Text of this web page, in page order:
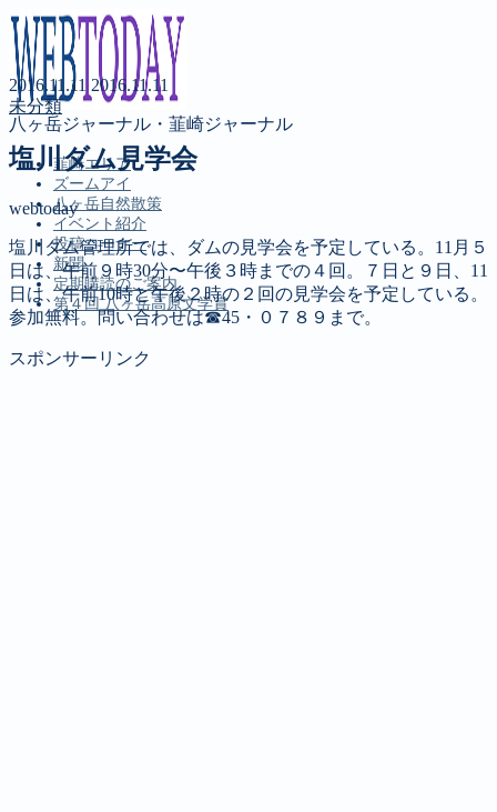
八ヶ岳ジャーナル・韮崎ジャーナル
韮崎エリア
ズームアイ
八ヶ岳自然散策
イベント紹介
投稿コーナー
新聞
定期購読のご案内
第４回 八ヶ岳高原文学賞
MENU
2016.11.11 2016.11.11
未分類
塩川ダム見学会
webtoday
塩川ダム管理所では、ダムの見学会を予定している。11月５
日は、午前９時30分〜午後３時までの４回。７日と９日、11
日は、午前10時と午後２時の２回の見学会を予定している。
参加無料。問い合わせは☎45・０７８９まで。
スポンサーリンク